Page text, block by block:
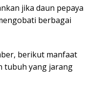
jika daun pepaya
berbagai
berikut manfaat
tubuh yang jarang